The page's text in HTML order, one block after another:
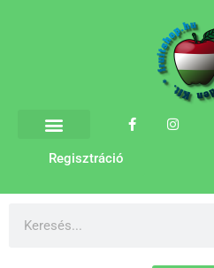
Regisztráció